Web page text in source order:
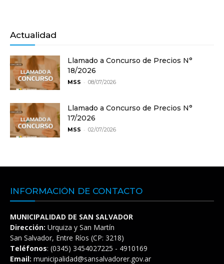
Actualidad
Llamado a Concurso de Precios N°
18/2026
MSS - 08/07/2026
Llamado a Concurso de Precios N°
17/2026
MSS - 02/07/2026
INFORMACIÓN DE CONTACTO
MUNICIPALIDAD DE SAN SALVADOR
Dirección: Urquiza y San Martín
San Salvador, Entre Ríos (CP: 3218)
Teléfonos: (0345) 3454027225 - 4910169
Email: municipalidad@sansalvadorer.gov.ar